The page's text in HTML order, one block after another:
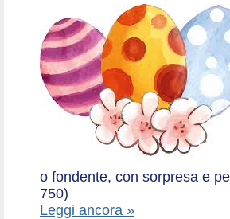
o fondente, con sorpresa e
750)
Leggi ancora »